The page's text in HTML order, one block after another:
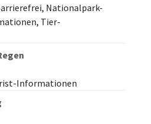
Nationalpark-
Tier-
Informationen